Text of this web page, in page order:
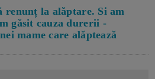
renunț la alăptare. Si am
găsit cauza durerii -
mame care alăptează